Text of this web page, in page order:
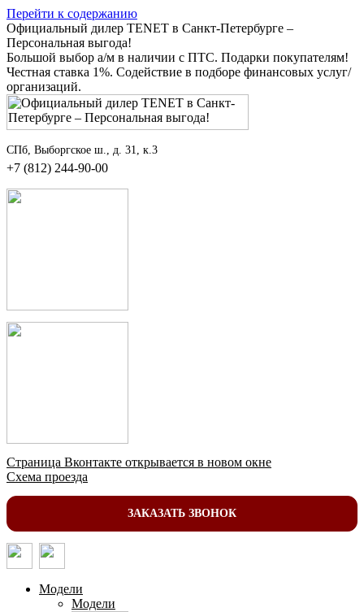
Перейти к содержанию
Официальный дилер TENET в Санкт-Петербурге –
Персональная выгода!
Большой выбор а/м в наличии с ПТС. Подарки покупателям!
Честная ставка 1%. Содействие в подборе финансовых услуг/
организаций.
СПб, Выборгское ш., д. 31, к.3
+7 (812) 244-90-00
Страница Вконтакте открывается в новом окне
Схема проезда
ЗАКАЗАТЬ ЗВОНОК
Модели
Модели